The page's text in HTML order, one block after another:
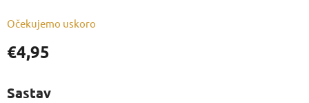
€4,95
Izmjeri
Očekujemo uskoro
Sastav